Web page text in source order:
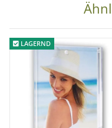
LAGERND